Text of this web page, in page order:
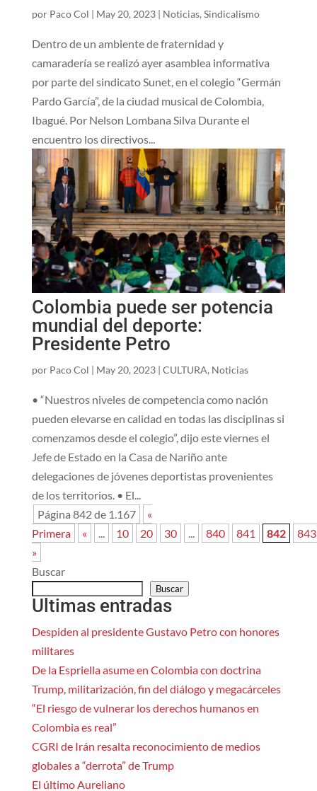
por Paco Col | May 20, 2023| Noticias, Sindicalismo
Dentro de un ambiente de fraternidad y
camaradería se realizó ayer asamblea informativa
por parte del sindicato Sunet, en el colegio “Germán
Pardo García”, de la ciudad musical de Colombia,
Ibagué. Por Nelson Lombana Silva Durante el
encuentro los directivos...
Colombia puede ser potencia
mundial del deporte:
Presidente Petro
por Paco Col May 20, 2023| CULTURA, Noticias
• “Nuestros niveles de competencia como nación
pueden elevarse en calidad en todas las disciplinas si
comenzamos desde el colegio”, dijo este viernes el
Jefe de Estado en la Casa de Nariño ante
delegaciones de jóvenes deportistas provenientes
de los territorios. • El...
Página 842 de 1.167
«
Primera
« ... 10 20 30 ... 840 841 842
843
»
Buscar
Buscar
Ultimas entradas
Despiden al presidente Gustavo Petro con honores
militares
De la Espriella asume en Colombia con doctrina
Trump, militarización, fin del diálogo y megacárceles
“El riesgo de vulnerar los derechos humanos en
Colombia es real”
CGRI de Irán resalta reconocimiento de medios
globales a “derrota” de Trump
El último Aureliano